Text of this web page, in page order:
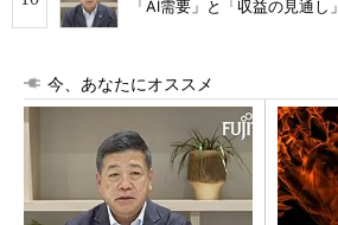
「AI需要」と「収益の見通し」
今、あなたにオススメ